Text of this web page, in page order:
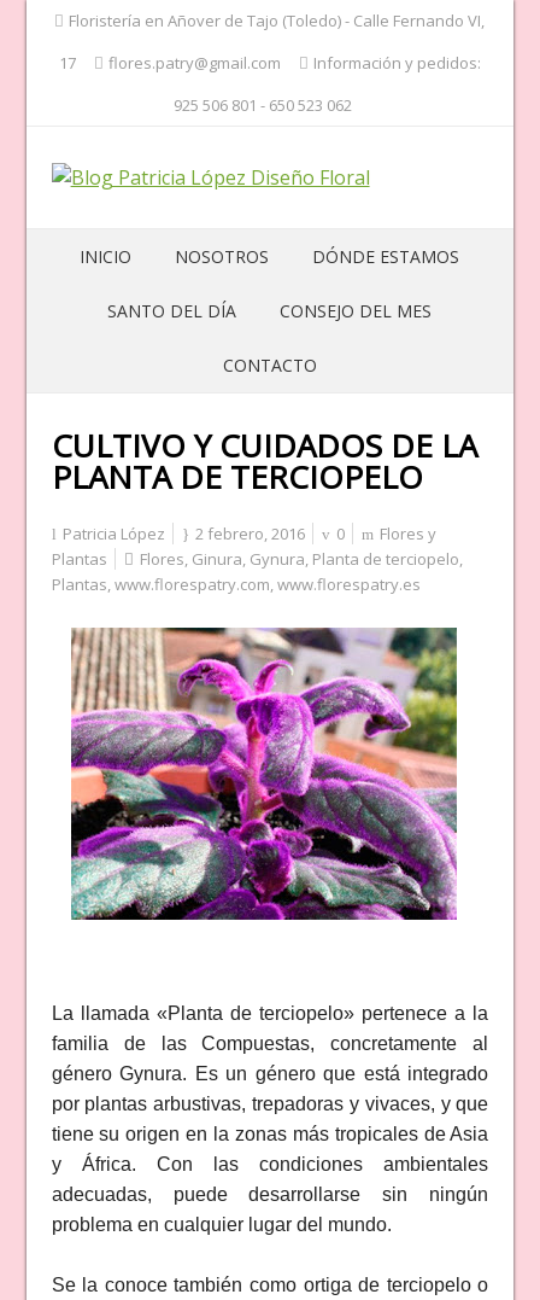
Floristería en Añover de Tajo (Toledo) - Calle Fernando VI,
17
flores.patry@gmail.com
Información y pedidos:
925 506 801 - 650 523 062
INICIO NOSOTROS DÓNDE ESTAMOS
SANTO DEL DÍA CONSEJO DEL MES
CONTACTO
CULTIVO Y CUIDADOS DE LA
PLANTA DE TERCIOPELO
Patricia López 2 febrero, 2016 0
Flores y
Plantas
Flores, Ginura, Gynura, Planta de terciopelo,
Plantas,www.florespatry.com,www.florespatry.es
La llamada «Planta de terciopelo» pertenece a la
familia de las Compuestas, concretamente al
género Gynura. Es un género que está integrado
por plantas arbustivas, trepadoras y vivaces, y que
tiene su origen en la zonas más tropicales de Asia
y África. Con las condiciones ambientales
adecuadas, puede desarrollarse sin ningún
problema en cualquier lugar del mundo.
Se la conoce también como ortiga de terciopelo o